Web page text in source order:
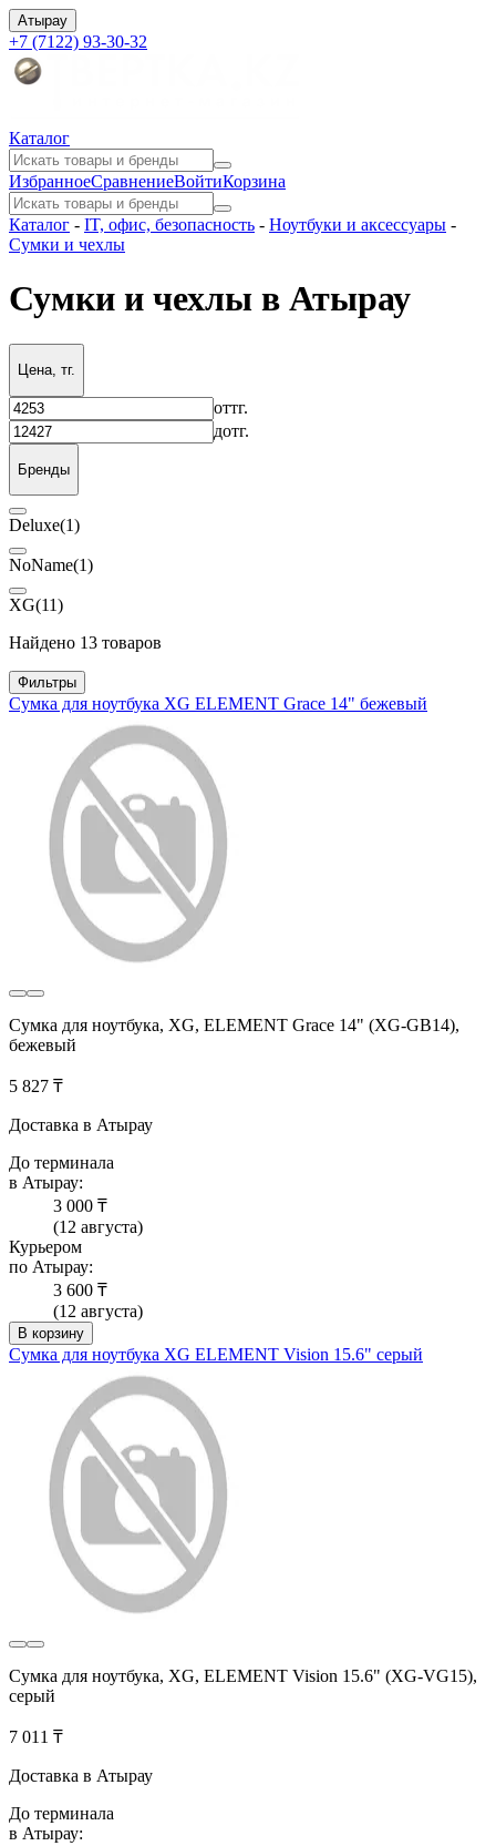
Атырау
+7 (7122) 93-30-32
Каталог
ИзбранноеСравнениеВойтиКорзина
Каталог - IT, офис, безопасность - Ноутбуки и аксессуары -
Сумки и чехлы
Сумки и чехлы в Атырау
Цена, тг.
оттг.
дотг.
Бренды
Deluxe(1)
NoName(1)
XG(11)
Найдено 13 товаров
Фильтры
Сумка для ноутбука XG ELEMENT Grace 14" бежевый
Сумка для ноутбука, XG, ELEMENT Grace 14" (XG-GB14),
бежевый
5 827 ₸
Доставка в Атырау
До терминала
в Атырау:
3 000 ₸
(12 августа)
Курьером
по Атырау:
3 600 ₸
(12 августа)
В корзину
Сумка для ноутбука XG ELEMENT Vision 15.6" серый
Сумка для ноутбука, XG, ELEMENT Vision 15.6" (XG-VG15),
серый
7 011 ₸
Доставка в Атырау
До терминала
в Атырау: